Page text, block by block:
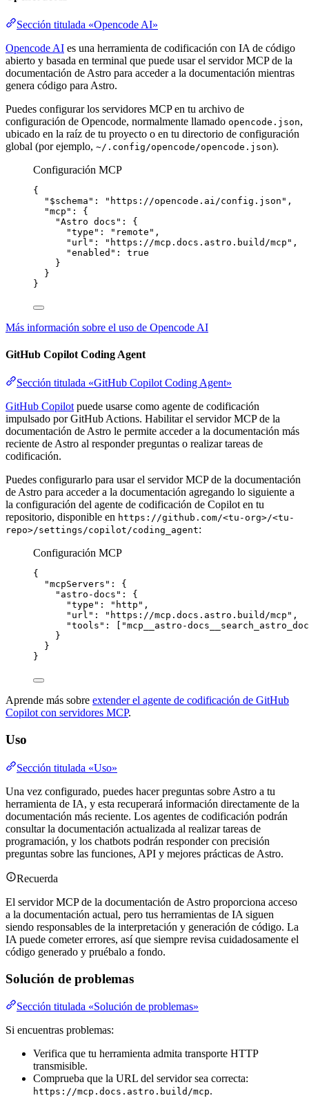
Sección titulada «Opencode AI»
Opencode AI es una herramienta de codificación con IA de código
abierto y basada en terminal que puede usar el servidor MCP de la
documentación de Astro para acceder a la documentación mientras
genera código para Astro.
Puedes configurar los servidores MCP en tu archivo de
configuración de Opencode, normalmente llamado opencode.json,
ubicado en la raíz de tu proyecto o en tu directorio de configuración
global (por ejemplo, ~/.config/opencode/opencode.json).
Configuración MCP
{
"$schema" : " https://opencode.ai/config.json " ,
"mcp" : {
"Astro docs" : {
"type" : " remote " ,
"url" : " https://mcp.docs.astro.build/mcp " ,
"enabled" : true
}
}
}
Más información sobre el uso de Opencode AI
GitHub Copilot Coding Agent
Sección titulada «GitHub Copilot Coding Agent»
GitHub Copilot puede usarse como agente de codificación
impulsado por GitHub Actions. Habilitar el servidor MCP de la
documentación de Astro le permite acceder a la documentación más
reciente de Astro al responder preguntas o realizar tareas de
codificación.
Puedes configurarlo para usar el servidor MCP de la documentación
de Astro para acceder a la documentación agregando lo siguiente a
la configuración del agente de codificación de Copilot en tu
repositorio, disponible en https://github.com/<tu-org>/<tu-
repo>/settings/copilot/coding_agent:
Configuración MCP
{
"mcpServers" : {
"astro-docs" : {
"type" : " http " ,
"url" : " https://mcp.docs.astro.build/mcp " ,
"tools" : [ "mcp__astro-
}
}
}
Aprende más sobre extender el agente de codificación de GitHub
Copilot con servidores MCP.
Uso
Sección titulada «Uso»
Una vez configurado, puedes hacer preguntas sobre Astro a tu
herramienta de IA, y esta recuperará información directamente de la
documentación más reciente. Los agentes de codificación podrán
consultar la documentación actualizada al realizar tareas de
programación, y los chatbots podrán responder con precisión
preguntas sobre las funciones, API y mejores prácticas de Astro.
Recuerda
El servidor MCP de la documentación de Astro proporciona acceso
a la documentación actual, pero tus herramientas de IA siguen
siendo responsables de la interpretación y generación de código. La
IA puede cometer errores, así que siempre revisa cuidadosamente el
código generado y pruébalo a fondo.
Solución de problemas
Sección titulada «Solución de problemas»
Si encuentras problemas:
Verifica que tu herramienta admita transporte HTTP
transmisible.
Comprueba que la URL del servidor sea correcta:
https://mcp.docs.astro.build/mcp.